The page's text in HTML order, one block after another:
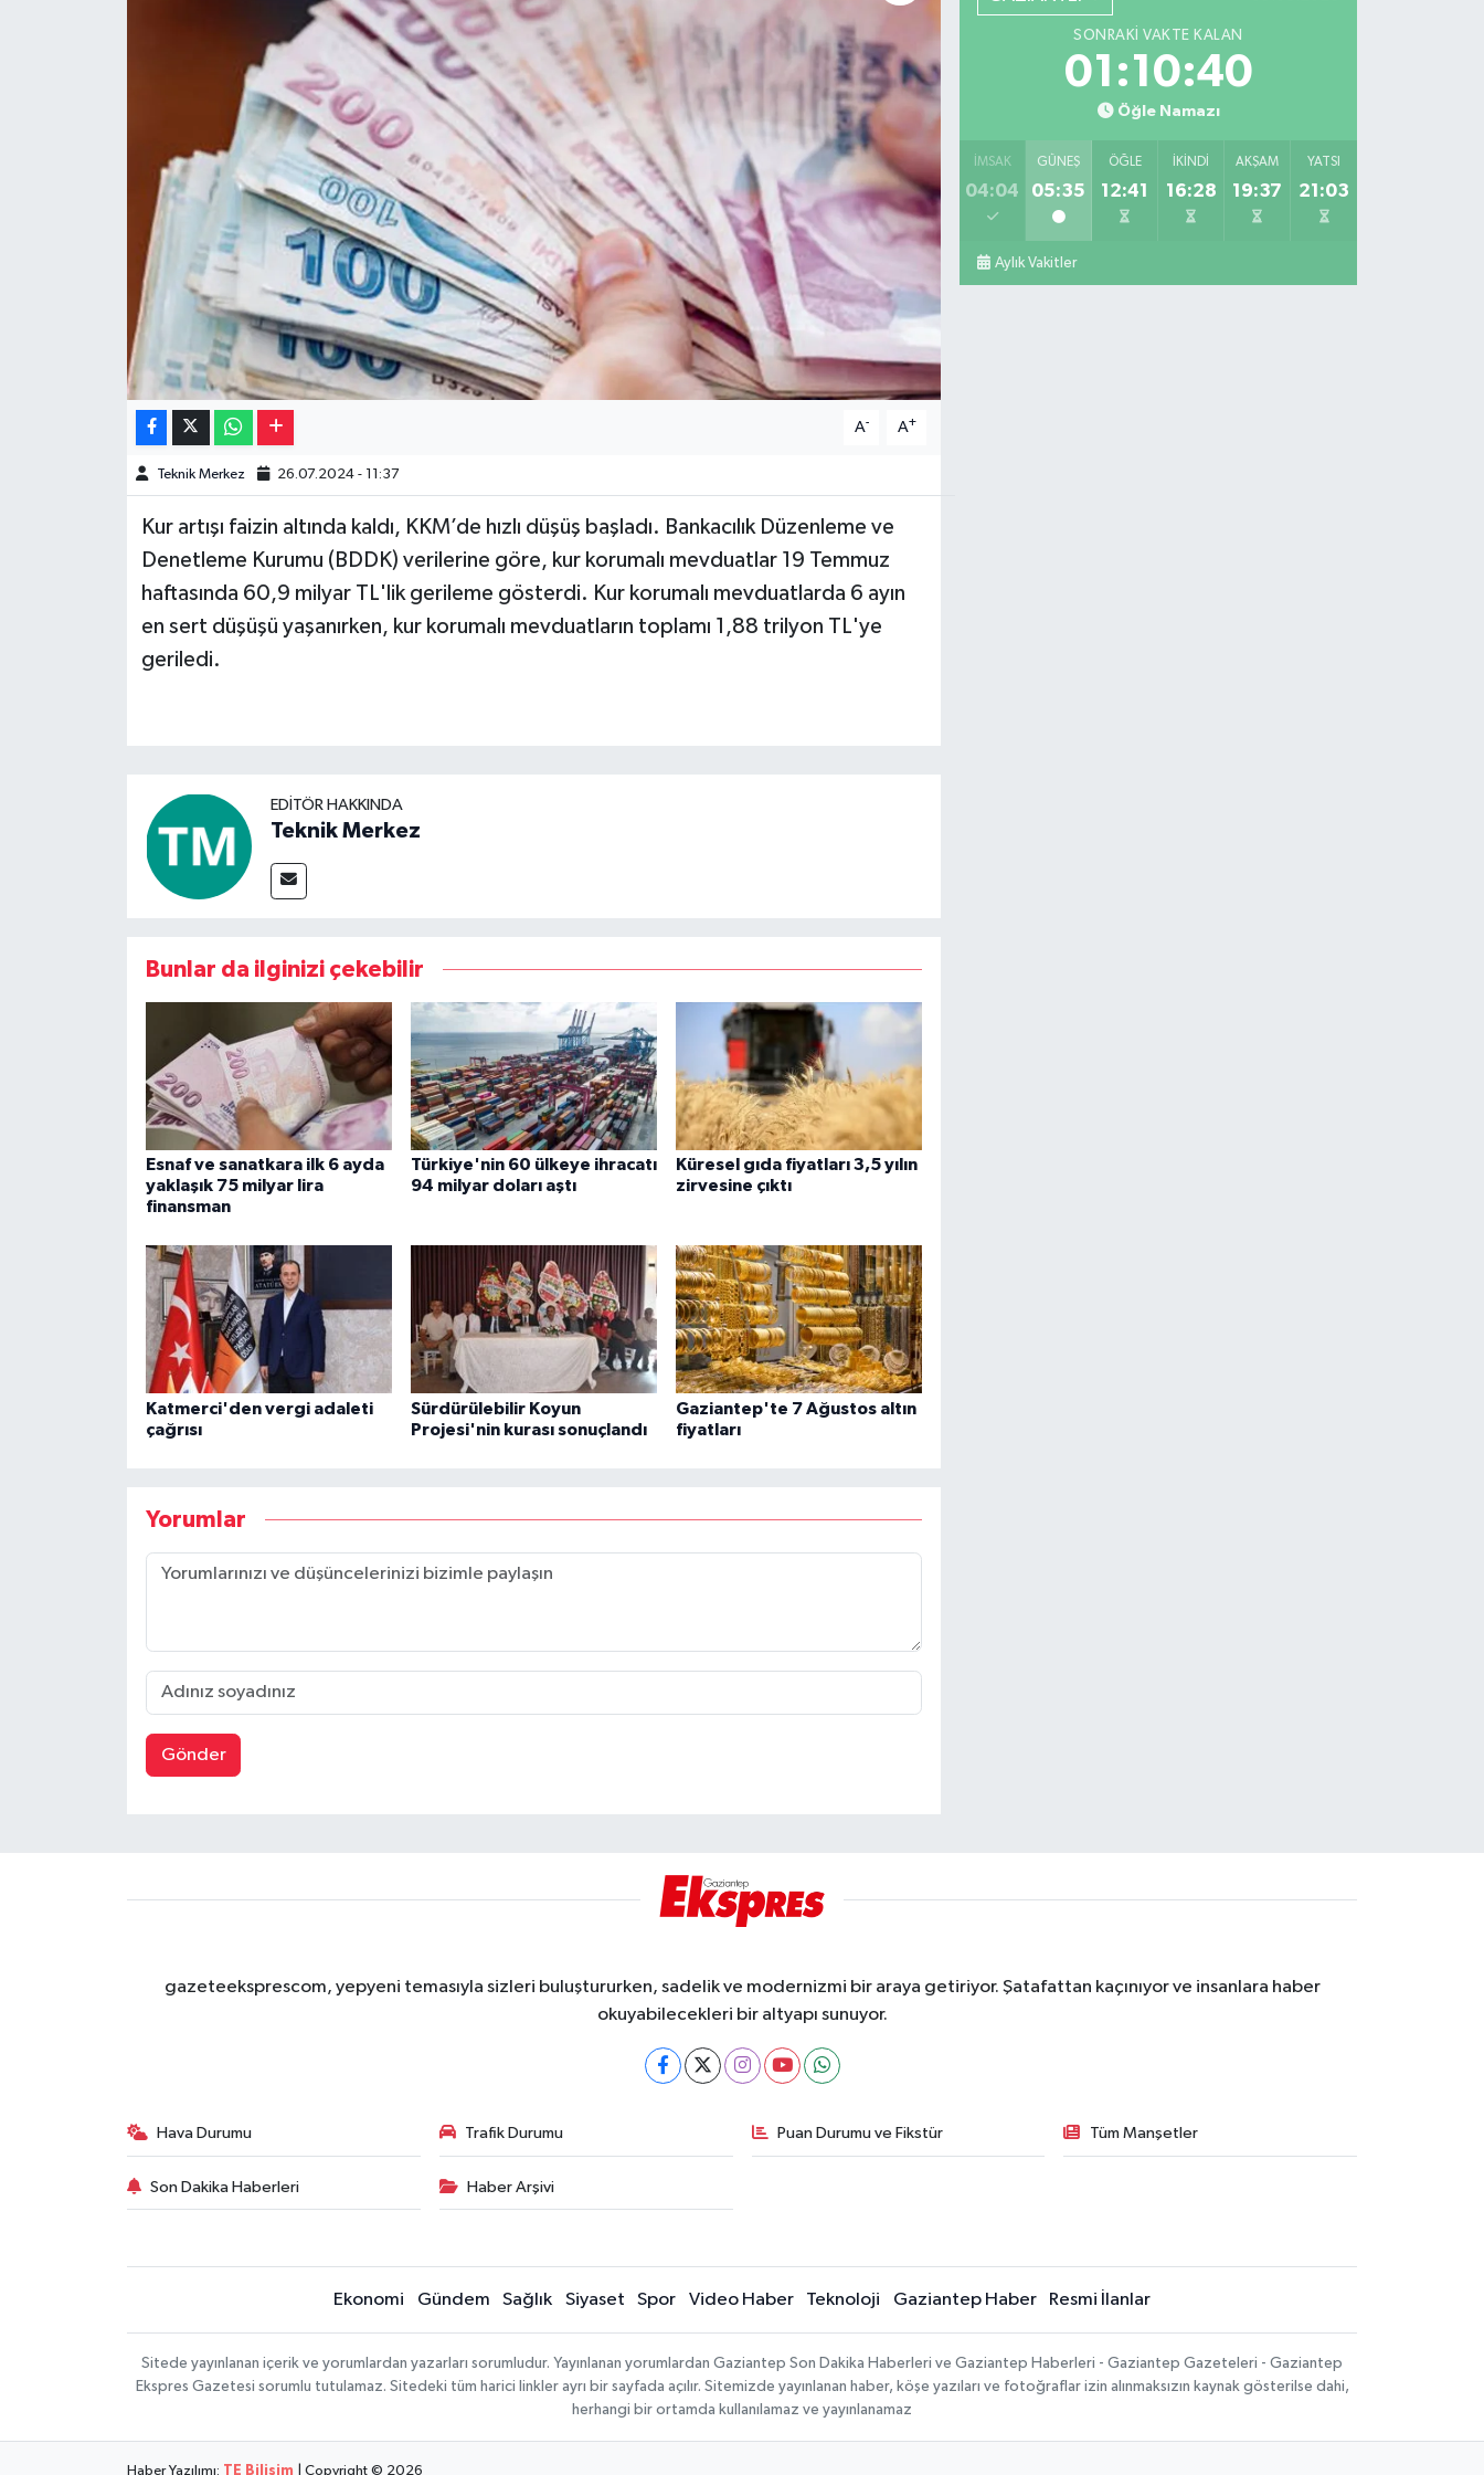
A- A+
Teknik Merkez 26.07.2024 - 11:37
Kur artışı faizin altında kaldı, KKM’de hızlı düşüş başladı. Bankacılık Düzenleme ve
Denetleme Kurumu (BDDK) verilerine göre, kur korumalı mevduatlar 19 Temmuz
haftasında 60,9 milyar TL'lik gerileme gösterdi. Kur korumalı mevduatlarda 6 ayın
en sert düşüşü yaşanırken, kur korumalı mevduatların toplamı 1,88 trilyon TL'ye
geriledi.
EDITÖR HAKKINDA
Teknik Merkez
Bunlar da ilginizi çekebilir
Esnaf ve sanatkara ilk 6 ayda
yaklaşık 75 milyar lira
finansman
Türkiye'nin 60 ülkeye ihracatı
94 milyar doları aştı
Küresel gıda fiyatları 3,5 yılın
zirvesine çıktı
Katmerci'den vergi adaleti
çağrısı
Sürdürülebilir Koyun
Projesi'nin kurası sonuçlandı
Gaziantep'te 7 Ağustos altın
fiyatları
Yorumlar
Gönder
SONRAKI VAKTE KALAN
01:10:39
Öğle Namazı
İMSAK
04:04
GÜNEŞ
05:35
ÖĞLE
12:41
İKINDI
16:28
AKŞAM
19:37
YATSI
21:03
Aylık Vakitler
gazeteeksprescom, yepyeni temasıyla sizleri buluştururken, sadelik ve modernizmi bir araya getiriyor. Şatafattan kaçınıyor ve insanlara haber
okuyabilecekleri bir altyapı sunuyor.
Hava Durumu Trafik Durumu Puan Durumu ve Fikstür Tüm Manşetler
Son Dakika Haberleri Haber Arşivi
Ekonomi Gündem Sağlık Siyaset Spor Video Haber Teknoloji Gaziantep Haber Resmi İlanlar
Sitede yayınlanan içerik ve yorumlardan yazarları sorumludur. Yayınlanan yorumlardan Gaziantep Son Dakika Haberleri ve Gaziantep Haberleri - Gaziantep Gazeteleri - Gaziantep
Ekspres Gazetesi sorumlu tutulamaz. Sitedeki tüm harici linkler ayrı bir sayfada açılır. Sitemizde yayınlanan haber, köşe yazıları ve fotoğraflar izin alınmaksızın kaynak gösterilse dahi,
herhangi bir ortamda kullanılamaz ve yayınlanamaz
Haber Yazılımı: TE Bilişim | Copyright © 2026
Resmi İlanlar
Sinemalar
Yeme-İçme